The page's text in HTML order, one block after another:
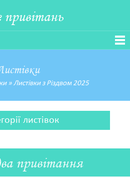
» Листівки з Різдвом 2025
листівок
привітання